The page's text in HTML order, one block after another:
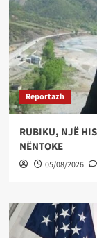
Reportazh
RUBIKU, NJË
NËNTOKE
05/08/2026